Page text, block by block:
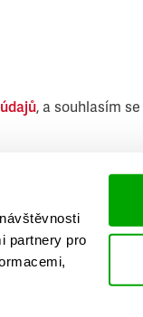
partnery pro
, a souhlasím se